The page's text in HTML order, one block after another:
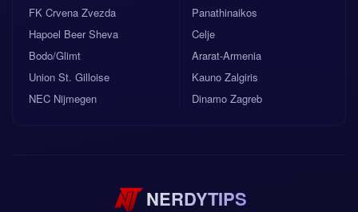
FK Crvena Zvezda
Hapoel Beer Sheva
Bodo/Glimt
Union St. Gilloise
NEC Nijmegen
Panathinaikos
Celje
Ararat-Armenia
Kauno Zalgiris
Dinamo Zagreb
NERDYTIPS